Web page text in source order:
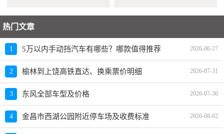
热门文章
1 5万以内手动挡汽车有哪些？哪款值得推荐 2026-06-27
2 榆林到上饶高铁直达、换乘票价明细 2026-07-31
3 东风全部车型及价格 2026-07-30
4 金昌市西湖公园附近停车场及收费标准 2026-08-02